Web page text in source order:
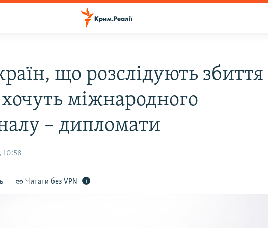
що розслідують збиття
міжнародного
– дипломати
10:58
Читати без VPN